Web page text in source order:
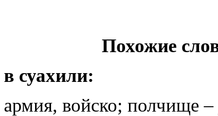
Похожие
в суахили:
армия, войско; полчище